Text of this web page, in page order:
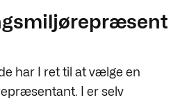
har I ret til at vælge en
I er selv